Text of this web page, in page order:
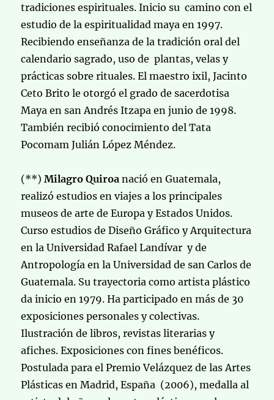
tradiciones espirituales. Inicio su camino con el
estudio de la espiritualidad maya en 1997.
Recibiendo enseñanza de la tradición oral del
calendario sagrado, uso de plantas, velas y
prácticas sobre rituales. El maestro ixil, Jacinto
Ceto Brito le otorgó el grado de sacerdotisa
Maya en san Andrés Itzapa en junio de 1998.
También recibió conocimiento del Tata
Pocomam Julián López Méndez.
(**)Milagro Quiroa nació en Guatemala,
realizó estudios en viajes a los principales
museos de arte de Europa y Estados Unidos.
Curso estudios de Diseño Gráfico y Arquitectura
en la Universidad Rafael Landívar y de
Antropología en la Universidad de san Carlos de
Guatemala. Su trayectoria como artista plástico
da inicio en 1979. Ha participado en más de 30
exposiciones personales y colectivas.
Ilustración de libros, revistas literarias y
afiches. Exposiciones con fines benéficos.
Postulada para el Premio Velázquez de las Artes
Plásticas en Madrid, España (2006), medalla al